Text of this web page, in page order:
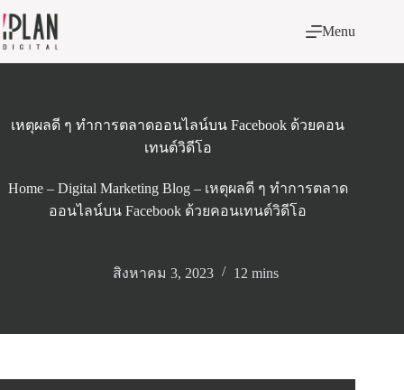
to
content
Menu
เหตุผลดี ๆ ทำการตลาดออนไลน์บน Facebook ด้วยคอน
เทนต์วิดีโอ
Home– Digital Marketing Blog– เหตุผลดี ๆ ทำการตลาด
ออนไลน์บน Facebook ด้วยคอนเทนต์วิดีโอ
สิงหาคม 3, 2023 12 mins